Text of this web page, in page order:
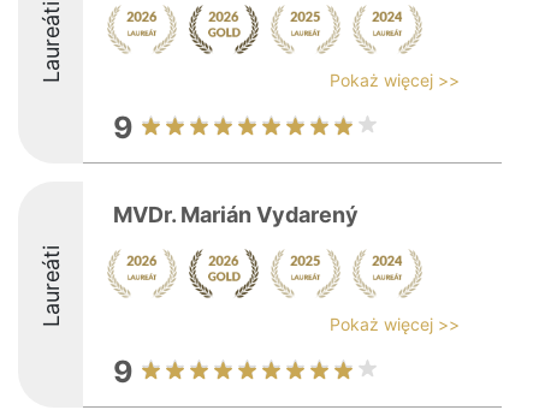
Laureáti Pokaż więcej >>
9
Laureáti
MVDr. Marián Vydarený
Pokaż więcej >>
9